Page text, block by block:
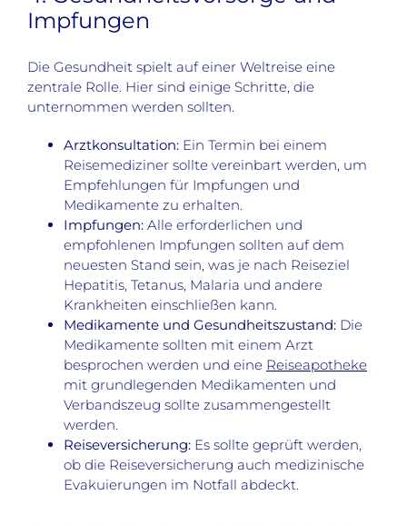
Impfungen
Die Gesundheit spielt auf einer Weltreise eine
zentrale Rolle. Hier sind einige Schritte, die
unternommen werden sollten.
Arztkonsultation: Ein Termin bei einem
Reisemediziner sollte vereinbart werden, um
Empfehlungen für Impfungen und
Medikamente zu erhalten.
Impfungen:Alle erforderlichen und
empfohlenen Impfungen sollten auf dem
neuesten Stand sein, was je nach Reiseziel
Hepatitis, Tetanus, Malaria und andere
Krankheiten einschließen kann.
Medikamente und Gesundheitszustand:Die
Medikamente sollten mit einem Arzt
besprochen werden und eine Reiseapotheke
mit grundlegenden Medikamenten und
Verbandszeug sollte zusammengestellt
werden.
Reiseversicherung:Es sollte geprüft werden,
ob die Reiseversicherung auch medizinische
Evakuierungen im Notfall abdeckt.